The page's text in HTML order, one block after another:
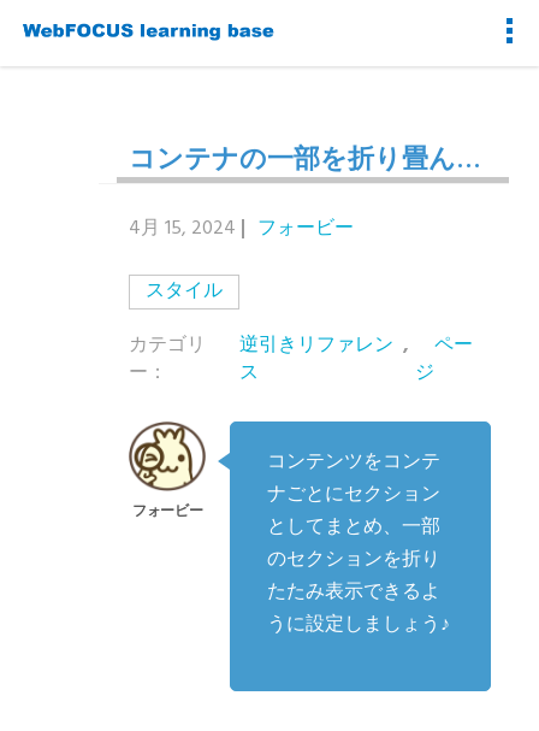
コンテナの一部を折り畳んで非表示にしたい
4月 15, 2024
フォービー
スタイル
カテゴリ
ー：
逆引きリファレン
ス
,
ペー
ジ
コンテンツをコンテ
ナごとにセクション
としてまとめ、一部
のセクションを折り
たたみ表示できるよ
うに設定しましょう♪